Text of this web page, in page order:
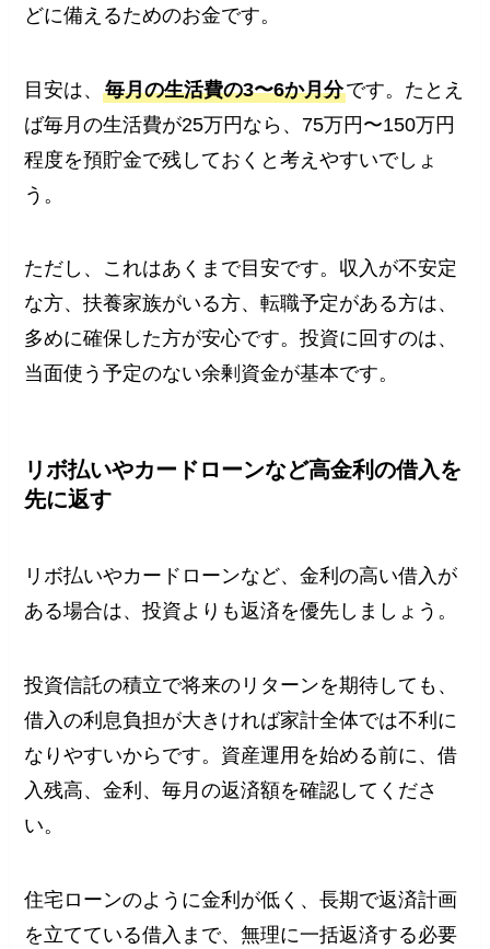
どに備えるためのお金です。
目安は、毎月の生活費の3〜6か月分です。たとえ
ば毎月の生活費が25万円なら、75万円〜150万円
程度を預貯金で残しておくと考えやすいでしょ
う。
ただし、これはあくまで目安です。収入が不安定
な方、扶養家族がいる方、転職予定がある方は、
多めに確保した方が安心です。投資に回すのは、
当面使う予定のない余剰資金が基本です。
リボ払いやカードローンなど高金利の借入を
先に返す
リボ払いやカードローンなど、金利の高い借入が
ある場合は、投資よりも返済を優先しましょう。
投資信託の積立で将来のリターンを期待しても、
借入の利息負担が大きければ家計全体では不利に
なりやすいからです。資産運用を始める前に、借
入残高、金利、毎月の返済額を確認してくださ
い。
住宅ローンのように金利が低く、長期で返済計画
を立てている借入まで、無理に一括返済する必要